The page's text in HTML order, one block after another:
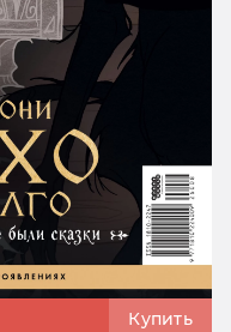
Купить